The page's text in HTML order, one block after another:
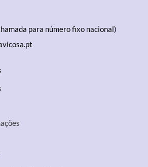
para número fixo nacional)